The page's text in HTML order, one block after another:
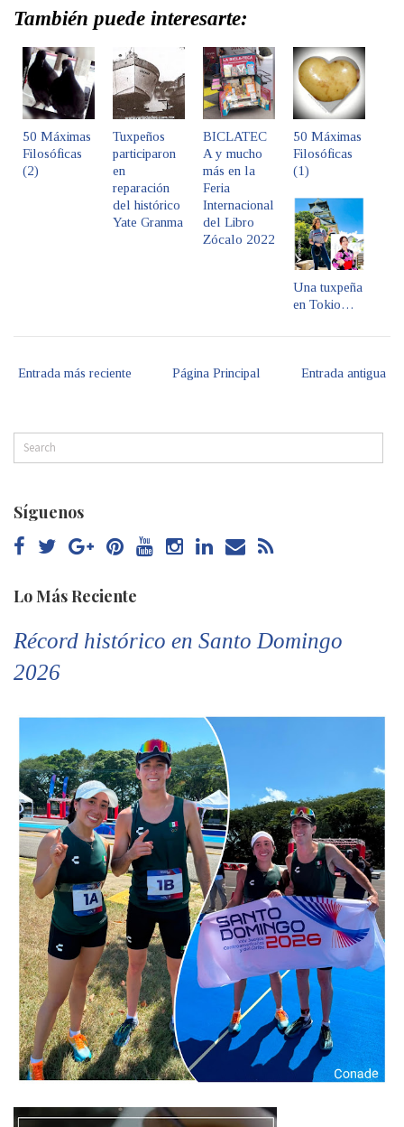
También puede interesarte:
50 Máximas
Filosóficas
(2)
Tuxpeños
participaron
en
reparación
del histórico
Yate Granma
BICLATEC
A y mucho
más en la
Feria
Internacional
del Libro
Zócalo 2022
50 Máximas
Filosóficas
(1)
Una tuxpeña
en Tokio…
Entrada más reciente Entrada antigua
Página Principal
Síguenos
Lo Más Reciente
Récord histórico en Santo Domingo
2026